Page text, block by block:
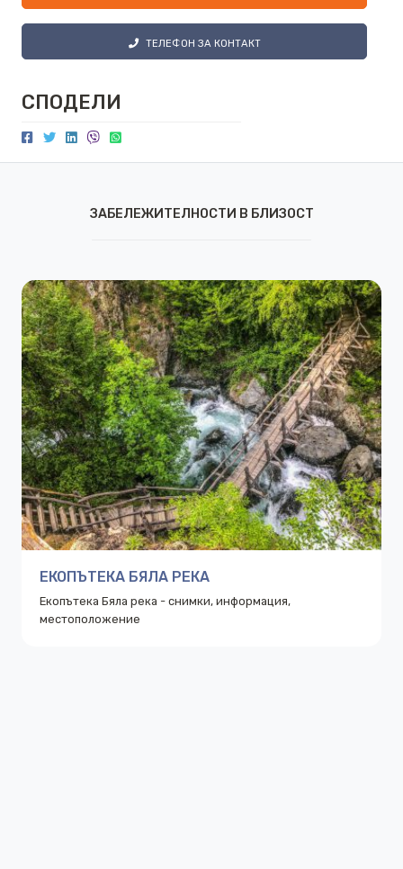
ТЕЛЕФОН ЗА КОНТАКТ
СПОДЕЛИ
ЗАБЕЛЕЖИТЕЛНОСТИ В БЛИЗОСТ
ЕКОПЪТЕКА БЯЛА РЕКА
Екопътека Бяла река - снимки, информация,
местоположение